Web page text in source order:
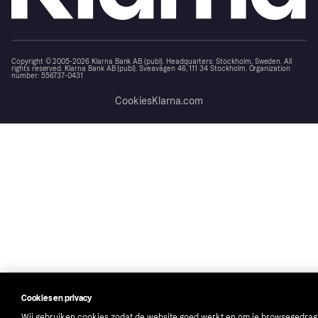
Copyright © 2005-2026 Klarna Bank AB (publ). Headquarters: Stockholm, Sweden. All
rights reserved. Klarna Bank AB (publ). Sveavägen 46, 111 34 Stockholm. Organization
number: 556737-0431
CookiesKlarna.com
Cookies en privacy